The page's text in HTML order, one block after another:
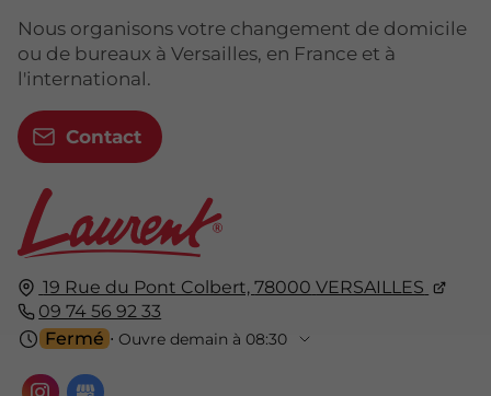
19 Rue du Pont Colbert,78000 VERSAILLES
09 74 56 92 33
Fermé ⋅ Ouvre demain à 08:30
Nous organisons votre changement de domicile
ou de bureaux à Versailles, en France et à
l'international.
Contact